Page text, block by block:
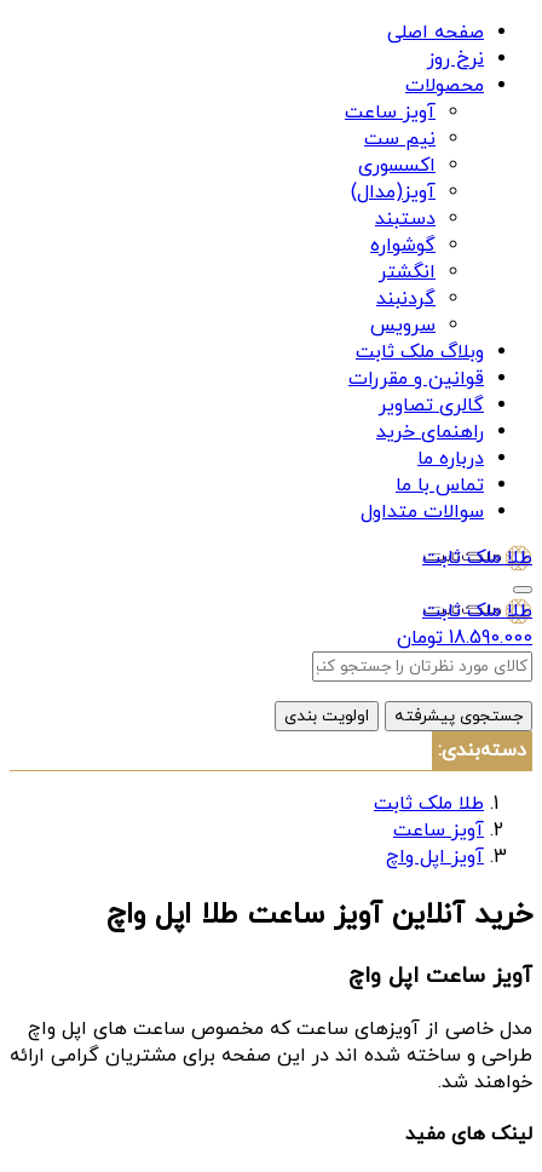
صفحه اصلی
نرخ روز
محصولات
آویز ساعت
نیم ست
اکسسوری
آویز(مدال)
دستبند
گوشواره
انگشتر
گردنبند
سرویس
وبلاگ ملک ثابت
قوانین و مقررات
گالری تصاویر
راهنمای خرید
درباره ما
تماس با ما
سوالات متداول
طلا ملک ثابت
طلا ملک ثابت
18.590.000 تومان
جستجوی پیشرفته اولویت بندی
دسته‌بندی:
طلا ملک ثابت
آویز ساعت
آویز اپل واچ
خرید آنلاین آویز ساعت طلا اپل واچ
آویز ساعت اپل واچ
مدل خاصی از آویزهای ساعت که مخصوص ساعت های اپل واچ
طراحی و ساخته شده اند در این صفحه برای مشتریان گرامی ارائه
خواهند شد.
لینک های مفید